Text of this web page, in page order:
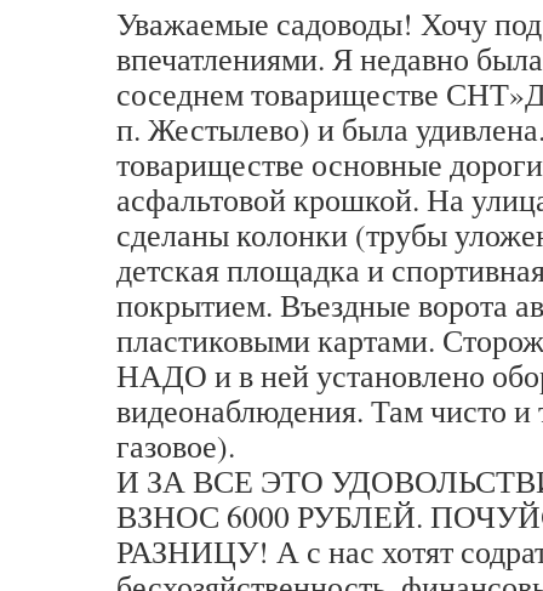
Уважаемые садоводы! Хочу
впечатлениями. Я недавно
соседнем товариществе
п. Жестылево) и была
товариществе основные
асфальтовой крошкой. На
сделаны колонки (трубы
детская площадка и
покрытием. Въездные ворота
пластиковыми картами.
НАДО и в ней установлено
видеонаблюдения. Там чисто и
газовое).
И ЗА ВСЕ ЭТО
ВЗНОС 6000 РУБЛЕЙ.
РАЗНИЦУ! А с нас хотят